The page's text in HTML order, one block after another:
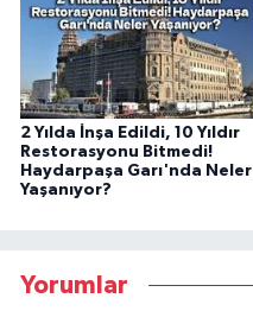
2 Yılda İnşa Edildi, 10 Yıldır
Restorasyonu Bitmedi!
Haydarpaşa Garı'nda Neler
Yaşanıyor?
Yorumlar